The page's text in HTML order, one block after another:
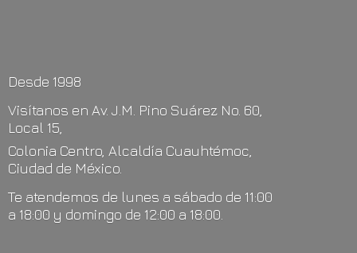
Desde 1998
Visítanos en Av. J.M. Pino Suárez No. 60,
Local 15,
Colonia Centro, Alcaldía Cuauhtémoc,
Ciudad de México.
Te atendemos de lunes a sábado de 11:00
a 18:00 y domingo de 12:00 a 18:00.